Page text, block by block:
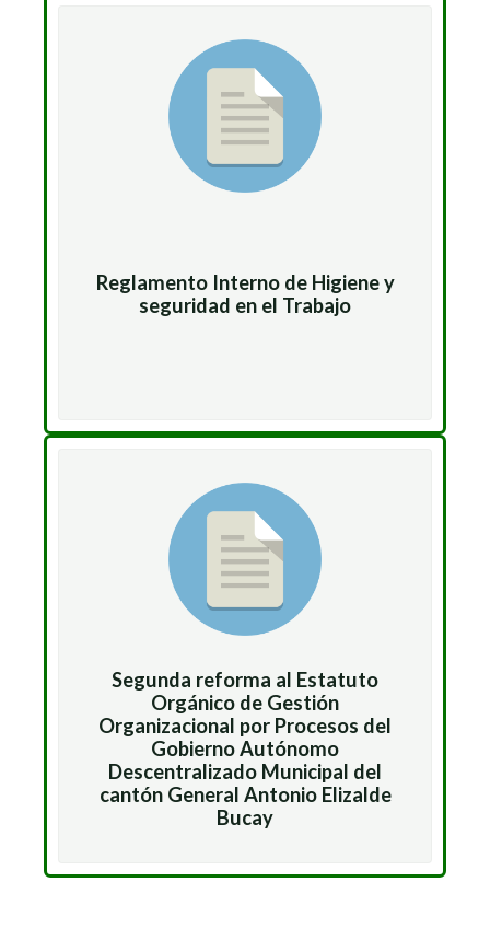
Reglamento Interno de Higiene y
seguridad en el Trabajo
Segunda reforma al Estatuto
Orgánico de Gestión
Organizacional por Procesos del
Gobierno Autónomo
Descentralizado Municipal del
cantón General Antonio Elizalde
Bucay